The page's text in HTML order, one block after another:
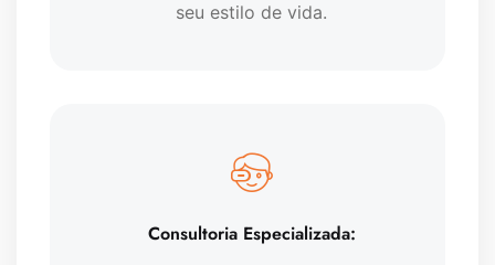
seu estilo de vida.
Consultoria Especializada: